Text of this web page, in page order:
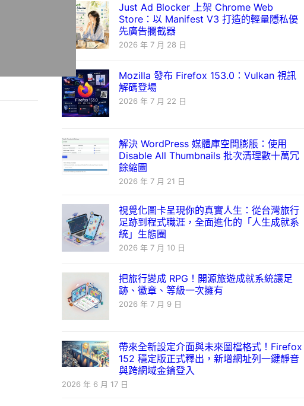
Just Ad Blocker 上架 Chrome Web
Store：以 Manifest V3 打造的輕量隱私優
先廣告攔截器
2026 年 7 月 28 日
Mozilla 發布 Firefox 153.0：Vulkan 視訊
解碼登場
2026 年 7 月 22 日
解決 WordPress 媒體庫空間膨脹：使用
Disable All Thumbnails 批次清理數十萬冗
餘縮圖
2026 年 7 月 21 日
視覺化圖卡呈現你的真實人生：從台灣旅行
足跡到程式職涯，全面進化的「人生成就系
統」生態圈
2026 年 7 月 10 日
把旅行變成 RPG！開源旅遊成就系統讓足
跡、徽章、等級一次擁有
2026 年 7 月 9 日
帶來全新設定介面與未來圖檔格式！Firefox
152 穩定版正式釋出，新增網址列一鍵靜音
與跨網域金鑰登入
2026 年 6 月 17 日